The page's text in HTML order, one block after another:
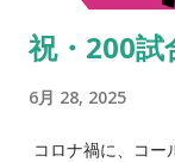
まさに本質。 ※ス
もし手に入らなか
りますよね。
祝・200試
6月 28, 2025
コロナ禍に、コー